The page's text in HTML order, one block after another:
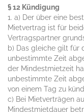
§ 12 Kündigung
1. a) Der über eine
Mietvertrag ist für
Vertragspartner
b) Das gleiche gilt für
unbestimmte Zeit
der Mindestmietzeit
unbestimmte Zeit
von einem Tag zu
c) Bei Mietverträgen
Mindestmietdauer